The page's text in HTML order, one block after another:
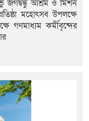
জগদ্বন্ধু আশ্রম ও মিশন
মহোৎসব উপলক্ষে
গণমাধ্যম কর্মীবৃন্দের